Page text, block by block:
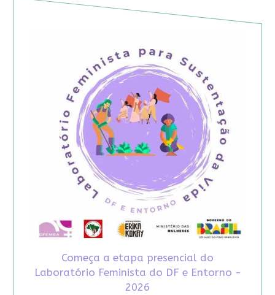
Começa a etapa presencial do
Laboratório Feminista do DF e Entorno -
2026